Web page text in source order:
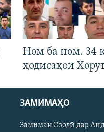
Ном ба ном. 34
ҳодисаҳои
ЗАМИМАҲО
Замимаи Озодӣ дар